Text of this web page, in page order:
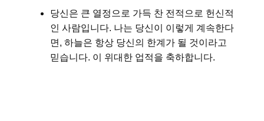
당신은 큰 열정으로 가득 찬 전적으로 헌신적
인 사람입니다. 나는 당신이 이렇게 계속한다
면, 하늘은 항상 당신의 한계가 될 것이라고
믿습니다. 이 위대한 업적을 축하합니다.